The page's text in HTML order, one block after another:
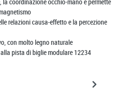
relazioni causa-effetto e la percezione
con molto legno naturale
pista di biglie modulare 12234